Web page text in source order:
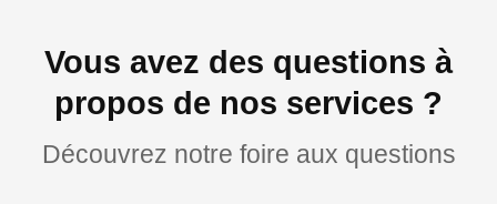
Vous avez des questions à
propos de nos services ?
Découvrez notre foire aux questions